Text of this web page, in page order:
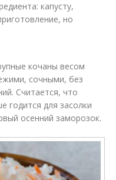
капусту,
но
кочаны весом
сочными, без
Считается, что
годится для засолки
осенний заморозок.